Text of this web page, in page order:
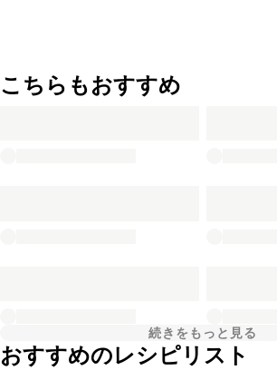
こちらもおすすめ
続きをもっと見る
おすすめのレシピリスト